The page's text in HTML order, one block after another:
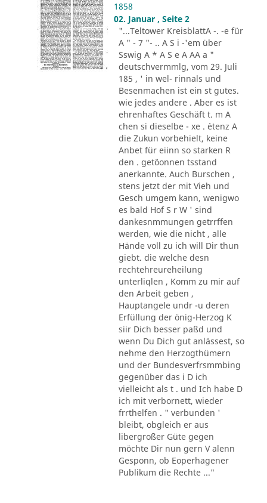
1858
02. Januar , Seite 2
"...Teltower KreisblattA -. -e für
A " - 7 "- .. A S i -'em über
Sswig A * A S e A AA a "
deutschvermmlg, vom 29. Juli
185 , ' in wel- rinnals und
Besenmachen ist ein st gutes.
wie jedes andere . Aber es ist
ehrenhaftes Geschäft t. m A
chen si dieselbe - xe . ´etenz A
die Zukun vorbehielt, keine
Anbet für eiinn so starken R
den . getöonnen tsstand
anerkannte. Auch Burschen ,
stens jetzt der mit Vieh und
Gesch umgem kann, wenigwo
es bald Hof S r W ' sind
dankesnmmungen getrrffen
werden, wie die nicht , alle
Hände voll zu ich will Dir thun
giebt. die welche desn
rechtehreureheilung
unterliqlen , Komm zu mir auf
den Arbeit geben ,
Hauptangele undr -u deren
Erfüllung der önig-Herzog K
siir Dich besser paßd und
wenn Du Dich gut anlässest, so
nehme den Herzogthümern
und der Bundesverfrsmmbing
gegenüber das i D ich
vielleicht als t . und Ich habe D
ich mit verbornett, wieder
frrthelfen . " verbunden '
bleibt, obgleich er aus
libergroßer Güte gegen
möchte Dir nun gern V alenn
Gesponn, ob Eoperhagener
Publikum die Rechte ..."